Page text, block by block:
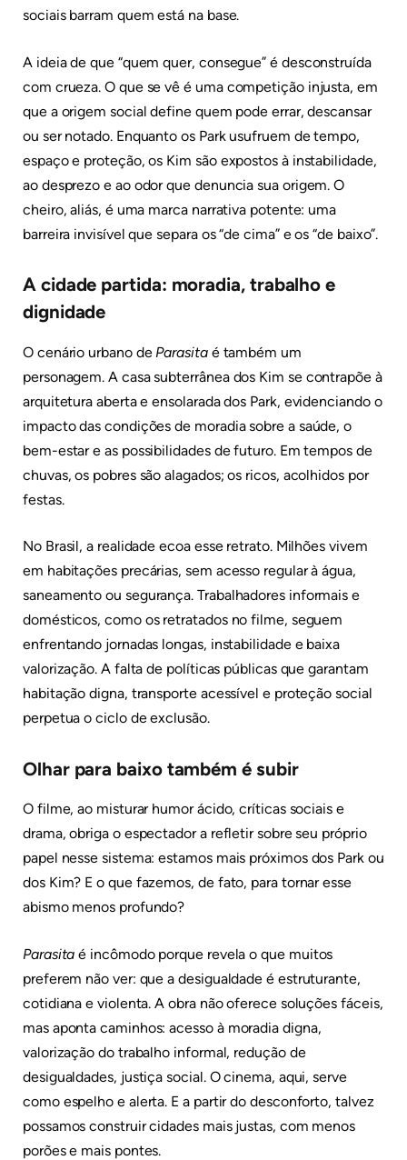
sociais barram quem está na base.
A ideia de que “quem quer, consegue” é desconstruída
com crueza. O que se vê é uma competição injusta, em
que a origem social define quem pode errar, descansar
ou ser notado. Enquanto os Park usufruem de tempo,
espaço e proteção, os Kim são expostos à instabilidade,
ao desprezo e ao odor que denuncia sua origem. O
cheiro, aliás, é uma marca narrativa potente: uma
barreira invisível que separa os “de cima” e os “de baixo”.
A cidade partida: moradia, trabalho e
dignidade
O cenário urbano deParasitaé também um
personagem. A casa subterrânea dos Kim se contrapõe à
arquitetura aberta e ensolarada dos Park, evidenciando o
impacto das condições de moradia sobre a saúde, o
bem-estar e as possibilidades de futuro. Em tempos de
chuvas, os pobres são alagados; os ricos, acolhidos por
festas.
No Brasil, a realidade ecoa esse retrato. Milhões vivem
em habitações precárias, sem acesso regular à água,
saneamento ou segurança. Trabalhadores informais e
domésticos, como os retratados no filme, seguem
enfrentando jornadas longas, instabilidade e baixa
valorização. A falta de políticas públicas que garantam
habitação digna, transporte acessível e proteção social
perpetua o ciclo de exclusão.
Olhar para baixo também é subir
O filme, ao misturar humor ácido, críticas sociais e
drama, obriga o espectador a refletir sobre seu próprio
papel nesse sistema: estamos mais próximos dos Park ou
dos Kim? E o que fazemos, de fato, para tornar esse
abismo menos profundo?
Parasita é incômodo porque revela o que muitos
preferem não ver: que a desigualdade é estruturante,
cotidiana e violenta. A obra não oferece soluções fáceis,
mas aponta caminhos: acesso à moradia digna,
valorização do trabalho informal, redução de
desigualdades, justiça social. O cinema, aqui, serve
como espelho e alerta. E a partir do desconforto, talvez
possamos construir cidades mais justas, com menos
porões e mais pontes.